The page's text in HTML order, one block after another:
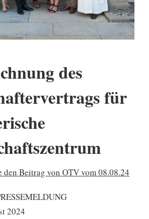
des
für
den Beitrag von OTV vom 08.08.24
2024